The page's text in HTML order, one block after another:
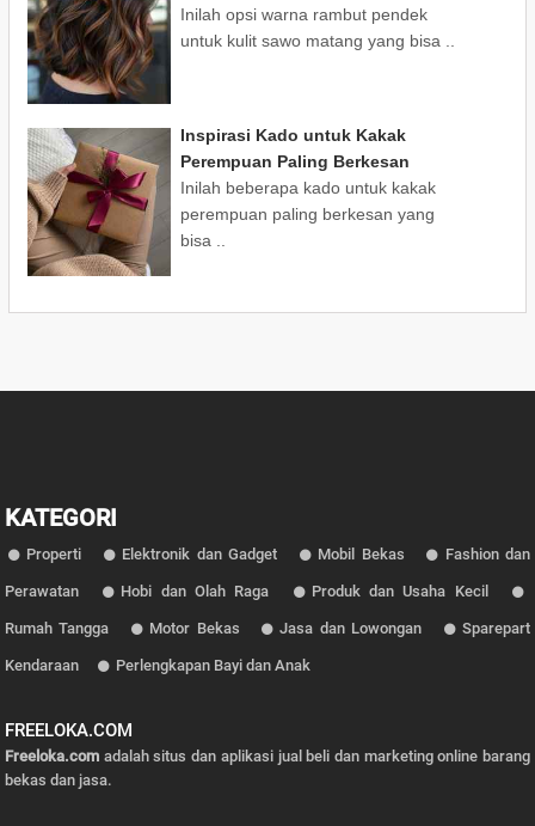
Inilah opsi warna rambut pendek
untuk kulit sawo matang yang bisa ..
Inspirasi Kado untuk Kakak
Perempuan Paling Berkesan
Inilah beberapa kado untuk kakak
perempuan paling berkesan yang
bisa ..
KATEGORI
Properti Elektronik dan Gadget Mobil Bekas Fashion dan
Perawatan Hobi dan Olah Raga Produk dan Usaha Kecil
Rumah Tangga Motor Bekas Jasa dan Lowongan Sparepart
Kendaraan Perlengkapan Bayi dan Anak
FREELOKA.COM
Freeloka.comadalah situs dan aplikasi jual beli dan marketing online barang
bekas dan jasa.